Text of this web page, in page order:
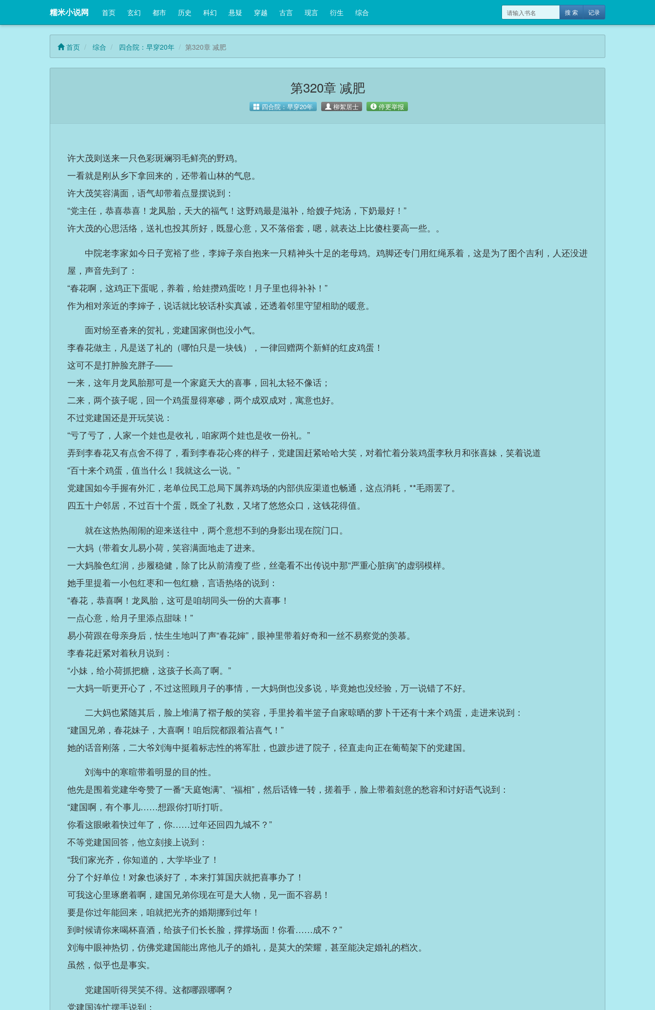
糯米小说网 首页 玄幻 都市 历史 科幻 悬疑 穿越 古言 现言 衍生 综合 搜 索 记录
首页 综合 四合院：早穿20年 第320章 减肥
第320章 减肥
四合院：早穿20年 柳絮居士 停更举报
许大茂则送来一只色彩斑斓羽毛鲜亮的野鸡。
一看就是刚从乡下拿回来的，还带着山林的气息。
许大茂笑容满面，语气却带着点显摆说到：
“党主任，恭喜恭喜！龙凤胎，天大的福气！这野鸡最是滋补，给嫂子炖汤，下奶最好！”
许大茂的心思活络，送礼也投其所好，既显心意，又不落俗套，嗯，就表达上比傻柱要高一些。。
中院老李家如今日子宽裕了些，李婶子亲自抱来一只精神头十足的老母鸡。鸡脚还专门用红绳系着，这是为了图个吉利，人还没进
屋，声音先到了：
“春花啊，这鸡正下蛋呢，养着，给娃攒鸡蛋吃！月子里也得补补！”
作为相对亲近的李婶子，说话就比较话朴实真诚，还透着邻里守望相助的暖意。
面对纷至沓来的贺礼，党建国家倒也没小气。
李春花做主，凡是送了礼的（哪怕只是一块钱），一律回赠两个新鲜的红皮鸡蛋！
这可不是打肿脸充胖子——
一来，这年月龙凤胎那可是一个家庭天大的喜事，回礼太轻不像话；
二来，两个孩子呢，回一个鸡蛋显得寒碜，两个成双成对，寓意也好。
不过党建国还是开玩笑说：
“亏了亏了，人家一个娃也是收礼，咱家两个娃也是收一份礼。”
弄到李春花又有点舍不得了，看到李春花心疼的样子，党建国赶紧哈哈大笑，对着忙着分装鸡蛋李秋月和张喜妹，笑着说道
“百十来个鸡蛋，值当什么！我就这么一说。”
党建国如今手握有外汇，老单位民工总局下属养鸡场的内部供应渠道也畅通，这点消耗，**毛雨罢了。
四五十户邻居，不过百十个蛋，既全了礼数，又堵了悠悠众口，这钱花得值。
就在这热热闹闹的迎来送往中，两个意想不到的身影出现在院门口。
一大妈（带着女儿易小荷，笑容满面地走了进来。
一大妈脸色红润，步履稳健，除了比从前清瘦了些，丝毫看不出传说中那“严重心脏病”的虚弱模样。
她手里提着一小包红枣和一包红糖，言语热络的说到：
“春花，恭喜啊！龙凤胎，这可是咱胡同头一份的大喜事！
一点心意，给月子里添点甜味！”
易小荷跟在母亲身后，怯生生地叫了声“春花婶”，眼神里带着好奇和一丝不易察觉的羡慕。
李春花赶紧对着秋月说到：
“小妹，给小荷抓把糖，这孩子长高了啊。”
一大妈一听更开心了，不过这照顾月子的事情，一大妈倒也没多说，毕竟她也没经验，万一说错了不好。
二大妈也紧随其后，脸上堆满了褶子般的笑容，手里拎着半篮子自家晾晒的萝卜干还有十来个鸡蛋，走进来说到：
“建国兄弟，春花妹子，大喜啊！咱后院都跟着沾喜气！”
她的话音刚落，二大爷刘海中挺着标志性的将军肚，也踱步进了院子，径直走向正在葡萄架下的党建国。
刘海中的寒暄带着明显的目的性。
他先是围着党建华夸赞了一番“天庭饱满”、“福相”，然后话锋一转，搓着手，脸上带着刻意的愁容和讨好语气说到：
“建国啊，有个事儿……想跟你打听打听。
你看这眼瞅着快过年了，你……过年还回四九城不？”
不等党建国回答，他立刻接上说到：
“我们家光齐，你知道的，大学毕业了！
分了个好单位！对象也谈好了，本来打算国庆就把喜事办了！
可我这心里琢磨着啊，建国兄弟你现在可是大人物，见一面不容易！
要是你过年能回来，咱就把光齐的婚期挪到过年！
到时候请你来喝杯喜酒，给孩子们长长脸，撑撑场面！你看……成不？”
刘海中眼神热切，仿佛党建国能出席他儿子的婚礼，是莫大的荣耀，甚至能决定婚礼的档次。
虽然，似乎也是事实。
党建国听得哭笑不得。这都哪跟哪啊？
党建国连忙摆手说到：